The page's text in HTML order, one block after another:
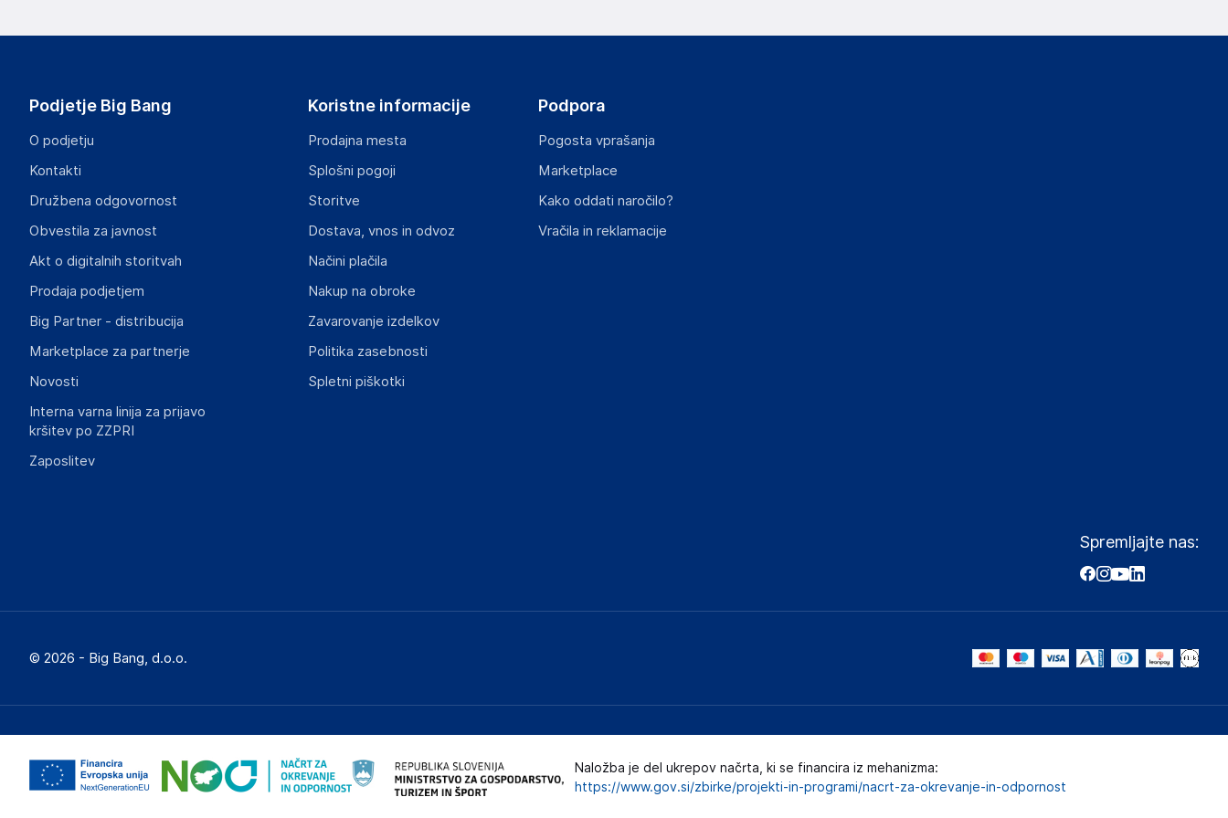
Podatki o proizvajalcu vključujejo informacije (naziv, naslov, državo in elektronski naslov) povezane s
ROOM 1502(A), EASEY COMMERCIAL BUILDING, 253-261 HENNESSY ROAD,WANCHAI, 000 Hong Kong
HK
Odgovorna oseba v EU
INF Company AB
Sweden
support@inf.se
Slike o varnosti izdelka vsebujejo opozorila na embalaži izdelka in lahko vključujejo ključne varnostne
informacije, povezane z določenim izdelkom.
Podjetje Big Bang
O podjetju
Kontakti
Družbena odgovornost
Obvestila za javnost
Akt o digitalnih storitvah
Prodaja podjetjem
Big Partner - distribucija
Marketplace za partnerje
Novosti
Interna varna linija za prijavo
kršitev po ZZPRI
Zaposlitev
Koristne informacije
Prodajna mesta
Splošni pogoji
Storitve
Dostava, vnos in odvoz
Načini plačila
Nakup na obroke
Zavarovanje izdelkov
Politika zasebnosti
Spletni piškotki
Podpora
Pogosta vprašanja
Marketplace
Kako oddati naročilo?
Vračila in reklamacije
Spremljajte nas:
© 2026 - Big Bang, d.o.o.
Naložba je del ukrepov načrta, ki se financira iz mehanizma:
https://www.gov.si/zbirke/projekti-in-programi/nacrt-za-okrevanje-in-odpornost